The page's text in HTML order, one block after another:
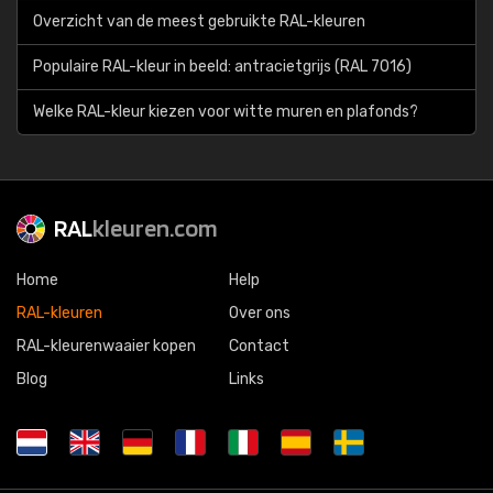
Overzicht van de meest gebruikte RAL-kleuren
Populaire RAL-kleur in beeld: antracietgrijs (RAL 7016)
Welke RAL-kleur kiezen voor witte muren en plafonds?
RALkleuren.com
Home
RAL-kleuren
RAL-kleurenwaaier kopen
Blog
Help
Over ons
Contact
Links